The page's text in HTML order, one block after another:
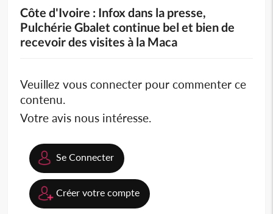
Côte d'Ivoire : Infox dans la presse,
Pulchérie Gbalet continue bel et bien de
recevoir des visites à la Maca
Veuillez vous connecter pour commenter ce
contenu.
Votre avis nous intéresse.
Se Connecter
Créer votre compte